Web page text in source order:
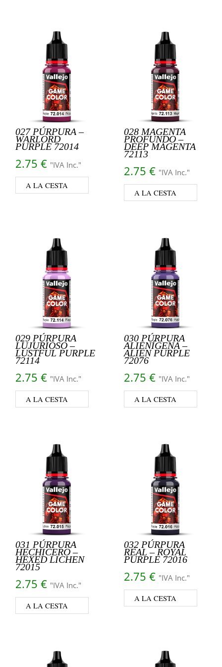
027 PÚRPURA –
WARLORD
PURPLE 72014
2.75 € "IVA Inc."
A LA CESTA
028 MAGENTA
PROFUNDO –
DEEP MAGENTA
72113
2.75 € "IVA Inc."
A LA CESTA
029 PÚRPURA
LUJURIOSO –
LUSTFUL PURPLE
72114
2.75 € "IVA Inc."
A LA CESTA
030 PÚRPURA
ALIENÍGENA –
ALIEN PURPLE
72076
2.75 € "IVA Inc."
A LA CESTA
031 PÚRPURA
HECHICERO –
HEXED LICHEN
72015
2.75 € "IVA Inc."
A LA CESTA
032 PÚRPURA
REAL – ROYAL
PURPLE 72016
2.75 € "IVA Inc."
A LA CESTA